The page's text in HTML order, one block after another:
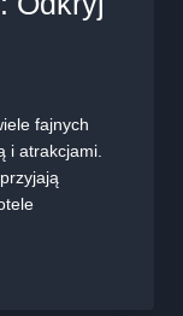
fajnych
i atrakcjami.